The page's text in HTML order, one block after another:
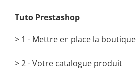
Tuto Prestashop
> 1 - Mettre en place la boutique
> 2 - Votre catalogue produit